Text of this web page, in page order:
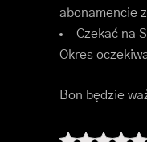
abonamencie
Czekać na
Okres
Bon będzie